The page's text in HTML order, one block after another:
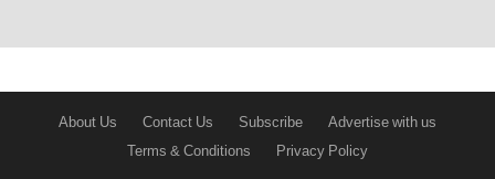
About Us Contact Us Subscribe
Advertise with us
Terms & Conditions
Privacy Policy